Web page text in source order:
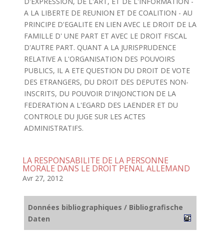
A LA LIBERTE DE REUNION ET DE COALITION - AU
PRINCIPE D'EGALITE EN LIEN AVEC LE DROIT DE LA
FAMILLE D' UNE PART ET AVEC LE DROIT FISCAL
D'AUTRE PART. QUANT A LA JURISPRUDENCE
RELATIVE A L'ORGANISATION DES POUVOIRS
PUBLICS, IL A ETE QUESTION DU DROIT DE VOTE
DES ETRANGERS, DU DROIT DES DEPUTES NON-
INSCRITS, DU POUVOIR D'INJONCTION DE LA
FEDERATION A L'EGARD DES LAENDER ET DU
CONTROLE DU JUGE SUR LES ACTES
ADMINISTRATIFS.
LA RESPONSABILITE DE LA PERSONNE
MORALE DANS LE DROIT PENAL ALLEMAND
Avr 27, 2012
Données bibliographiques / Bibliografische
Daten